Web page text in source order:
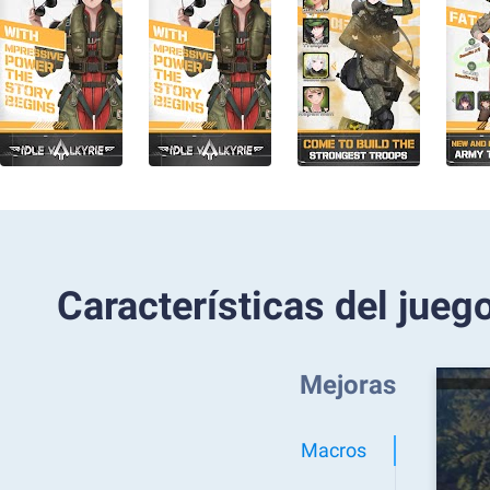
Características del
Mejoras
Macros